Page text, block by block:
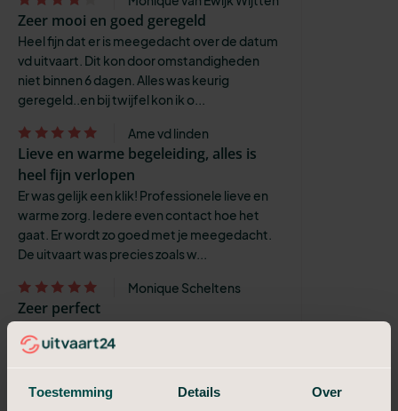
Toestemming Details Over
Zeer mooi en goed geregeld
Heel fijn dat er is meegedacht over de datum
vd uitvaart. Dit kon door omstandigheden
niet binnen 6 dagen. Alles was keurig
geregeld..en bij twijfel kon ik o...
Ame vd linden
Lieve en warme begeleiding, alles is
heel fijn verlopen
Er was gelijk een klik! Professionele lieve en
warme zorg. Iedere even contact hoe het
gaat. Er wordt zo goed met je meegedacht.
De uitvaart was precies zoals w...
Monique Scheltens
Zeer perfect
geregeld en was een fijn mens om mee